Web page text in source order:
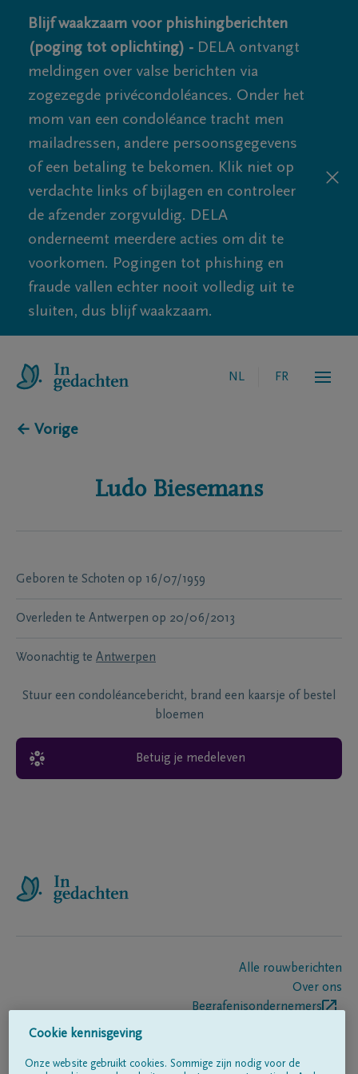
Blijf waakzaam voor phishingberichten
(poging tot oplichting) - DELA ontvangt
meldingen over valse berichten via
zogezegde privécondoléances. Onder het
mom van een condoléance tracht men
mailadressen, andere persoonsgegevens
of een betaling te bekomen. Klik niet op
verdachte links of bijlagen en controleer
de afzender zorgvuldig. DELA
onderneemt meerdere acties om dit te
voorkomen. Pogingen tot phishing en
fraude vallen echter nooit volledig uit te
sluiten, dus blijf waakzaam.
NL FR
← Vorige
Ludo Biesemans
Geboren te Schoten op 16/07/1959
Overleden te Antwerpen op 20/06/2013
Woonachtig te Antwerpen
Stuur een condoléancebericht, brand een kaarsje of bestel
bloemen
Betuig je medeleven
Alle rouwberichten
Over ons
Begrafenisondernemers
Cookie kennisgeving
Onze website gebruikt cookies. Sommige zijn nodig voor de